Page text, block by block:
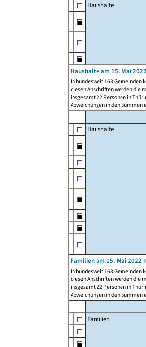
Haushalte
Haushalte am 15. Mai
In bundesweit 163 Gemeinden
diesen Anschriften werden die
insgesamt 22 Personen in
Abweichungen in den
Haushalte
Familien am 15. Mai 2022
In bundesweit 163 Gemeinden
diesen Anschriften werden die
insgesamt 22 Personen in
Abweichungen in den
Familien